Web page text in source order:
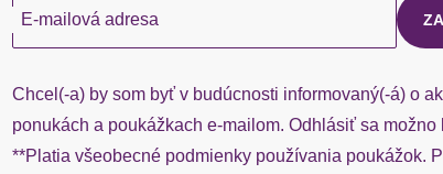
E-mailová adresa
Chcel(-a) by som byť v budúcnosti informovaný(-á) o
ponukách a poukážkach e-mailom. Odhlásiť sa
**Platia všeobecné podmienky používania poukážok.